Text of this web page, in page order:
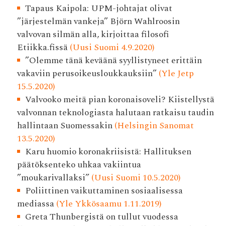
Tapaus Kaipola: UPM-johtajat olivat
”järjestelmän vankeja” Björn Wahlroosin
valvovan silmän alla, kirjoittaa filosofi
Etiikka.fissä(Uusi Suomi 4.9.2020)
”Olemme tänä keväänä syyllistyneet erittäin
vakaviin perusoikeusloukkauksiin”(Yle Jetp
15.5.2020)
Valvooko meitä pian korona­isoveli? Kiistellystä
valvonnan teknologiasta halutaan ratkaisu taudin
hallintaan Suomessakin(Helsingin Sanomat
13.5.2020)
Karu huomio koronakriisistä: Hallituksen
päätöksenteko uhkaa vakiintua
”moukarivallaksi”(Uusi Suomi 10.5.2020)
Poliittinen vaikuttaminen sosiaalisessa
mediassa(Yle Ykkösaamu 1.11.2019)
Greta Thunbergistä on tullut vuodessa